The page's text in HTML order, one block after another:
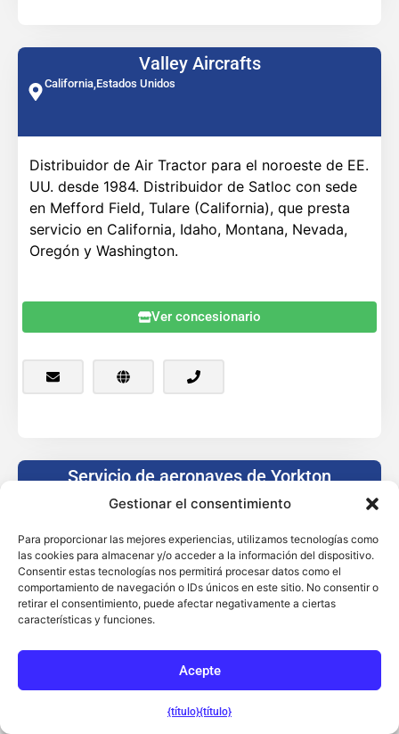
Gestionar el consentimiento
Para proporcionar las mejores experiencias, utilizamos tecnologías como
las cookies para almacenar y/o acceder a la información del dispositivo.
Consentir estas tecnologías nos permitirá procesar datos como el
comportamiento de navegación o IDs únicos en este sitio. No consentir o
retirar el consentimiento, puede afectar negativamente a ciertas
características y funciones.
Acepte
{título}{título}
Valley Aircrafts
California, Estados Unidos
Distribuidor de Air Tractor para el noroeste de EE.
UU. desde 1984. Distribuidor de Satloc con sede
en Mefford Field, Tulare (California), que presta
servicio en California, Idaho, Montana, Nevada,
Oregón y Washington.
Ver concesionario
Servicio de aeronaves de Yorkton
Saskatchewan, Canadá
La mayor instalación de asistencia para
aeronaves agrícolas de Canadá. Distribuidor de
Satloc GPS con más de 30 años de experiencia
suministros para pilotos desde el Aeropuerto